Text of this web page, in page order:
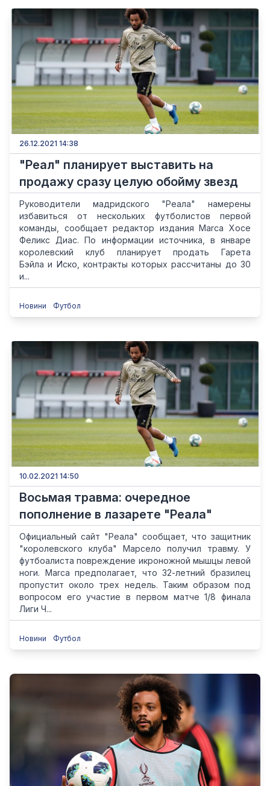
26.12.2021 14:38
"Реал" планирует выставить на
продажу сразу целую обойму звезд
Руководители мадридского "Реала" намерены
избавиться от нескольких футболистов первой
команды, сообщает редактор издания Marca Хосе
Феликс Диас. По информации источника, в январе
королевский клуб планирует продать Гарета
Бэйла и Иско, контракты которых рассчитаны до 30
и...
Новини Футбол
10.02.2021 14:50
Восьмая травма: очередное
пополнение в лазарете "Реала"
Официальный сайт "Реала" сообщает, что защитник
"королевского клуба" Марсело получил травму. У
футбоалиста повреждение икроножной мышцы левой
ноги. Marca предполагает, что 32-летний бразилец
пропустит около трех недель. Таким образом под
вопросом его участие в первом матче 1/8 финала
Лиги Ч...
Новини Футбол